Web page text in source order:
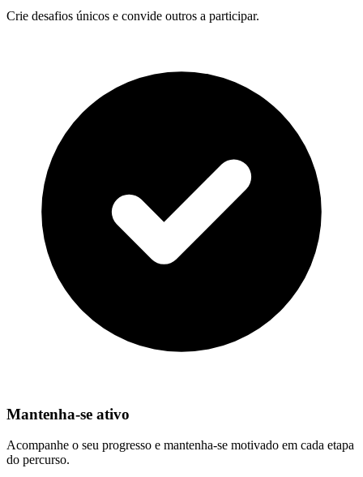
Crie desafios únicos e convide outros a participar.
Mantenha-se ativo
Acompanhe o seu progresso e mantenha-se motivado em cada etapa
do percurso.